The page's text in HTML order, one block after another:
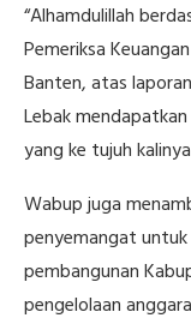
“Alhamdulillah
Pemeriksa
Banten, atas
Lebak
yang ke tujuh
Wabup juga
penyemangat
pembangunan
pengelolaan